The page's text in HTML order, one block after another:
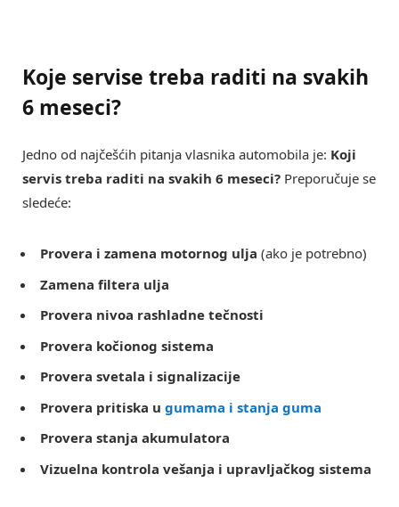
Koje servise treba raditi na svakih
6 meseci?
Jedno od najčešćih pitanja vlasnika automobila je: Koji
servis treba raditi na svakih 6 meseci? Preporučuje se
sledeće:
Provera i zamena motornog ulja (ako je potrebno)
Zamena filtera ulja
Provera nivoa rashladne tečnosti
Provera kočionog sistema
Provera svetala i signalizacije
Provera pritiska u gumama i stanja guma
Provera stanja akumulatora
Vizuelna kontrola vešanja i upravljačkog sistema